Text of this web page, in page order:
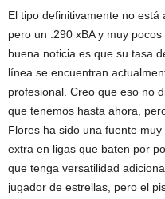
El tipo definitivamente no está
pero un .290 xBA y muy
buena noticia es que su tasa
línea se encuentran
profesional. Creo que eso no
que tenemos hasta ahora,
Flores ha sido una fuente
extra en ligas que baten por
que tenga versatilidad
jugador de estrellas, pero el